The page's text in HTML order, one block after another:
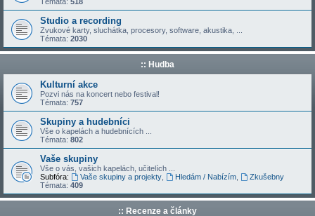
Studio a recording
Zvukové karty, sluchátka, procesory, software, akustika, ...
Témata: 2030
:: Hudba
Kulturní akce
Pozvi nás na koncert nebo festival!
Témata: 757
Skupiny a hudebníci
Vše o kapelách a hudebnících ...
Témata: 802
Vaše skupiny
Vše o vás, vašich kapelách, učitelích ...
Subfóra:
Vaše skupiny a projekty, Hledám / Nabízím,
Zkušebny
Témata: 409
:: Recenze a články